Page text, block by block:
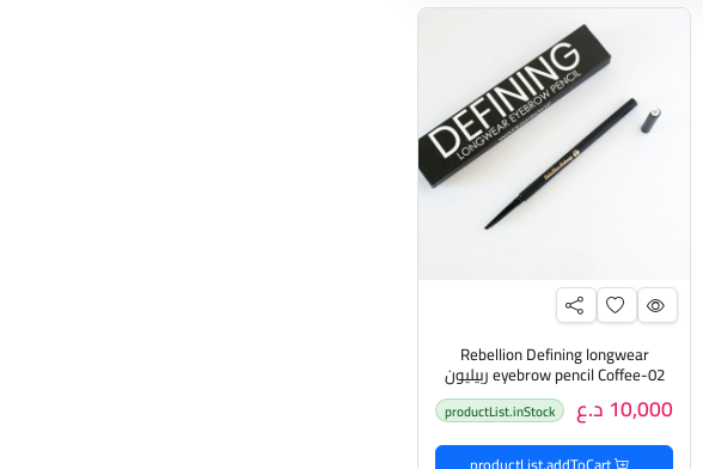
Rebellion Defining longwear
eyebrow pencil Coffee-02 ربيليون
قلم رسم الحاجب 10,000 د.ع productList.inStock